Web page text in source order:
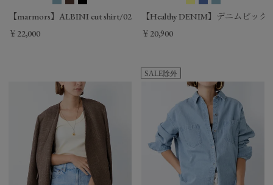
【marmors】ALBINI cut shirt/0225301102
￥22,000
【Healthy DENIM】デニムビッ
￥20,900
SALE除外